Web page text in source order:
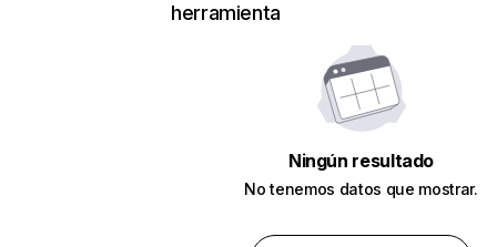
herramienta
Ningún resultado
No tenemos datos que mostrar.